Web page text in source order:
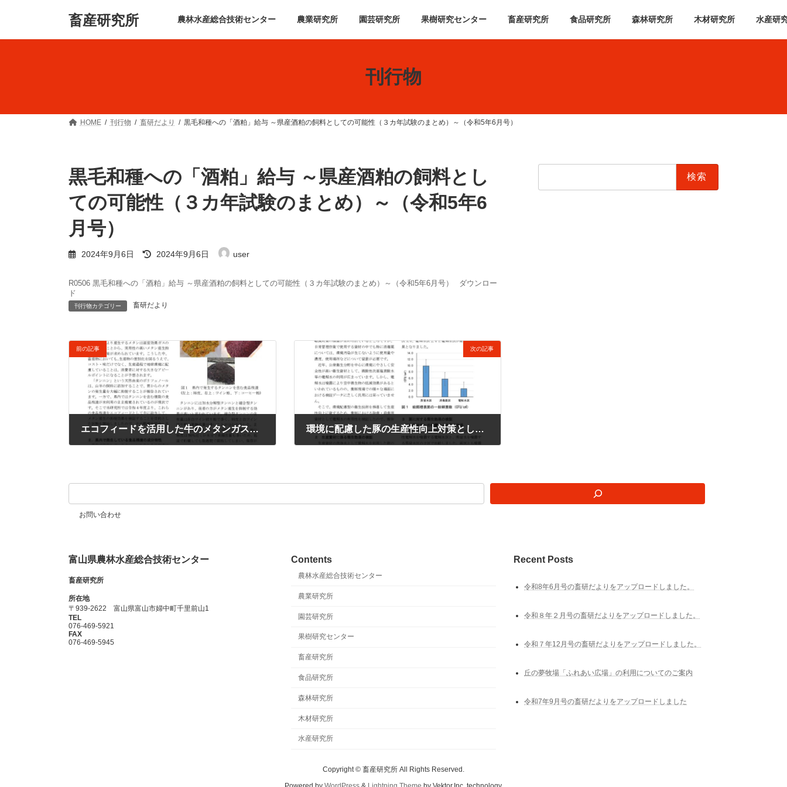
ン
プ
ー
動
畜産研究所 農林水産総合技術センター 農業研究所 園芸研究所 果樹研究センター 畜産研究所 食品研究所 森林研究所 木材研究所 水産研
刊行物
HOME 刊行物 畜研だより 黒毛和種への「酒粕」給与 ～県産酒粕の飼料としての可能性（３カ年試験のまとめ）～（令和5年6月号）
黒毛和種への「酒粕」給与 ～県産酒粕の飼料とし
ての可能性（３カ年試験のまとめ）～（令和5年6
月号）
2024年9月6日
最
終
新
時
2024年9月6日 user
R0506 黒毛和種への「酒粕」給与 ～県産酒粕の飼料としての可能性（３カ年試験のまとめ）～（令和5年6月号）
ダウンロー
ド
刊行物カテゴリー 畜研だより
前の記事
エコフィードを活用した牛のメタンガス産生抑制技術の確立 ～環境負荷を軽減し、持続可能な酪農の実現を目指して～（令和5年4月号）
次の記事
環境に配慮した豚の生産性向上対策としての電解水の効力評価 ～環境に配慮した衛生技術の推進に向けて～（令和5年8月号）
お問い合わせ
富山県農林水産総合技術センター
畜産研究所
所在地
〒939-2622 富山県富山市婦中町千里前山1
TEL
076-469-5921
FAX
076-469-5945
Contents
農林水産総合技術センター
農業研究所
園芸研究所
果樹研究センター
畜産研究所
食品研究所
森林研究所
木材研究所
水産研究所
Recent Posts
令和8年6月号の畜研だよりをアップロードしました。
令和８年２月号の畜研だよりをアップロードしました。
令和７年12月号の畜研だよりをアップロードしました。
丘の夢牧場「ふれあい広場」の利用についてのご案内
令和7年9月号の畜研だよりをアップロードしました
Copyright © 畜産研究所 All Rights Reserved.